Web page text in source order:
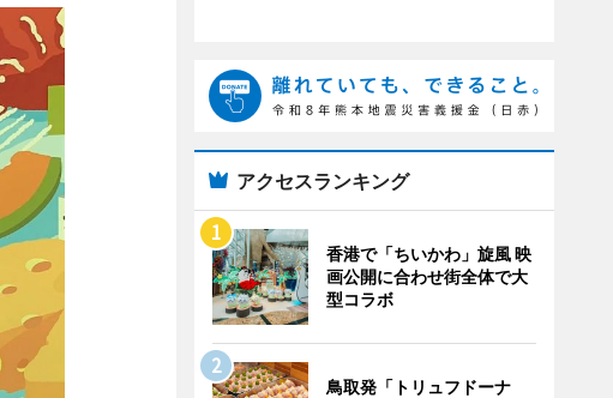
アクセスランキング
香港で「ちいかわ」旋風 映
画公開に合わせ街全体で大
型コラボ
鳥取発「トリュフドーナ